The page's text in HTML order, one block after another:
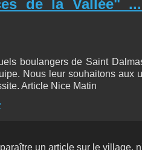
de la Vallée"
boulangers de Saint
Nous leur souhaitons aux
Article Nice Matin
un article sur le village,